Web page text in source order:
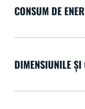
CONSUM DE
DIMENSIUNILE ȘI